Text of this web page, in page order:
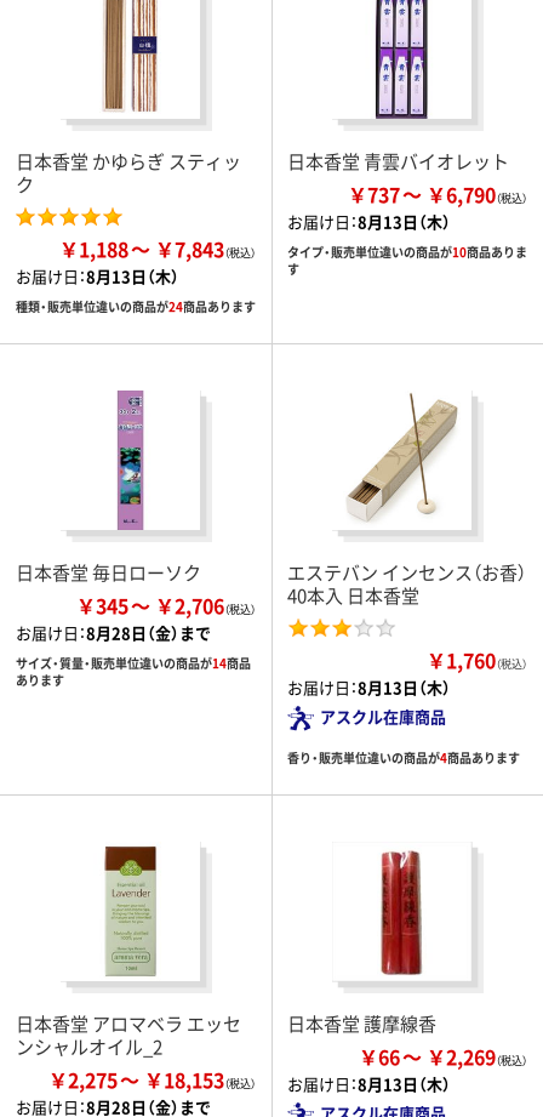
日本香堂 かゆらぎ スティッ
ク
￥1,188 ￥7,843
お届け日：8月13日（木）
種類・販売単位違いの商品が24商品あります
日本香堂 青雲バイオレット
￥737 ￥6,790
お届け日：8月13日（木）
タイプ・販売単位違いの商品が10商品ありま
す
日本香堂 毎日ローソク
￥345 ￥2,706
お届け日：8月28日（金）まで
サイズ・質量・販売単位違いの商品が14商品
あります
エステバン インセンス（お香）
40本入 日本香堂
￥1,760（税込）
お届け日：8月13日（木）
アスクル在庫商品
香り・販売単位違いの商品が4商品あります
日本香堂 アロマベラ エッセ
ンシャルオイル_2
￥2,275 ￥18,153
お届け日：8月28日（金）まで
日本香堂 護摩線香
￥66 ￥2,269
お届け日：8月13日（木）